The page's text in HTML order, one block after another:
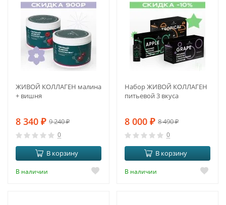
ЖИВОЙ КОЛЛАГЕН малина
+ вишня
8 340 ₽ 9 240₽
0
В корзину
В наличии
Набор ЖИВОЙ КОЛЛАГЕН
питьевой 3 вкуса
8 000 ₽ 8 490₽
0
В корзину
В наличии